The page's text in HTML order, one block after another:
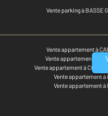
Vente parking à BASSE
Vente appartement à
Vente appartement à
Vente appartement à
Vente appartement à
Vente appartement à